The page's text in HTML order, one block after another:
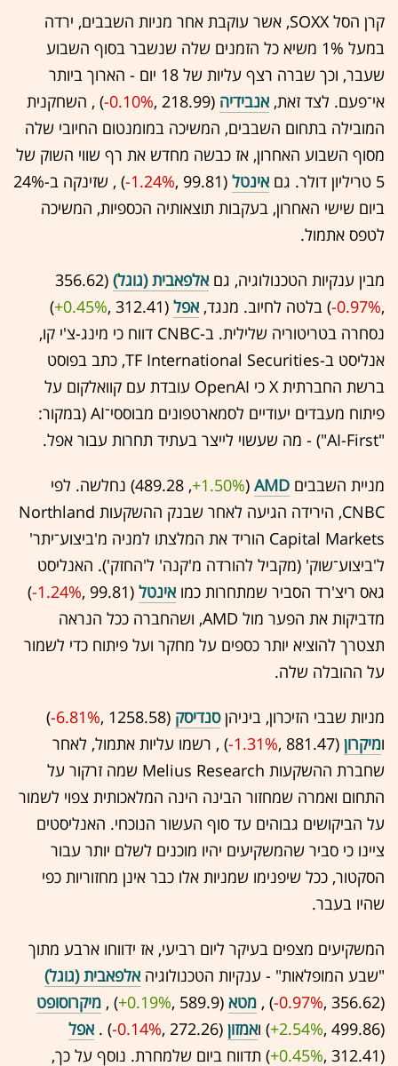
קרן הסל SOXX, אשר עוקבת אחר מניות השבבים, ירדה
במעל 1% משיא כל הזמנים שלה שנשבר בסוף השבוע
שעבר, וכך שברה רצף עליות של 18 יום - הארוך ביותר
אי־פעם. לצד זאת,אנבידיה (218.99 ,‎
-0.10%‏) , השחקנית
המובילה בתחום השבבים, המשיכה במומנטום החיובי שלה
מסוף השבוע האחרון, אז כבשה מחדש את רף שווי השוק של
5 טריליון דולר. גם
אינטל (99.81 ,‎
-1.24%
‏) , שזינקה ב-24%
ביום שישי האחרון, בעקבות תוצאותיה הכספיות, המשיכה
לטפס אתמול.
מבין ענקיות הטכנולוגיה, גםאלפאבית (גוגל) (356.62
,‎
-0.97%‏) בלטה לחיוב. מנגד,אפל (312.41 ,‎
+0.45%
‏)
נסחרה בטריטוריה שלילית. ב-CNBC דווח כי מינג-צ'י קו,
אנליסט ב-TF International Securities, כתב בפוסט
ברשת החברתית X כי OpenAI עובדת עם קוואלקום על
פיתוח מעבדים יעודיים לסמארטפונים מבוססי־AI (במקור:
"AI-First") - מה שעשוי לייצר בעתיד תחרות עבור אפל.
מניית השבבים AMD
(489.28 ,‎
+1.50%
‏) נחלשה. לפי
CNBC, הירידה הגיעה לאחר שבנק ההשקעות Northland
Capital Markets הוריד את המלצתו למניה מ'ביצוע־יתר'
ל'ביצוע־שוק' (מקביל להורדה מ'קנה' ל'החזק'). האנליסט
גאס ריצ'רד הסביר שמתחרות כמואינטל (99.81 ,‎
-1.24%
‏)
מדביקות את הפער מול AMD, ושהחברה ככל הנראה
תצטרך להוציא יותר כספים על מחקר ועל פיתוח כדי לשמור
על ההובלה שלה.
מניות שבבי הזיכרון, ביניהןסנדיסק (1258.58 ,‎
-6.81%
‏)
ומיקרון (881.47 ,‎
-1.31%‏) , רשמו עליות אתמול, לאחר
שחברת ההשקעות Melius Research שמה זרקור על
התחום ואמרה שמחזור הבינה הינה המלאכותית צפוי לשמור
על הביקושים גבוהים עד סוף העשור הנוכחי. האנליסטים
ציינו כי סביר שהמשקיעים יהיו מוכנים לשלם יותר עבור
הסקטור, ככל שיפנימו שמניות אלו כבר אינן מחזוריות כפי
שהיו בעבר.
המשקיעים מצפים בעיקר ליום רביעי, אז ידווחו ארבע מתוך
"שבע המופלאות" - ענקיות הטכנולוגיהאלפאבית (גוגל)
(356.62 ,‎
-0.97%
‏) , מטא (589.9 ,‎
+0.19%
‏) , מיקרוסופט
(499.86 ,‎
+2.54%‏) ואמזון (272.26 ,‎
-0.14%
‏) .אפל
(312.41 ,‎
+0.45%‏) תדווח ביום שלמחרת. נוסף על כך,